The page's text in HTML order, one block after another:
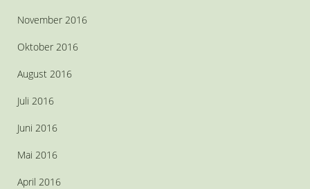
November 2016
Oktober 2016
August 2016
Juli 2016
Juni 2016
Mai 2016
April 2016